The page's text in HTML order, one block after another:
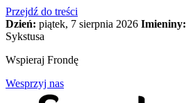
Przejdź do treści
Dzień: piątek, 7 sierpnia 2026 Imieniny:
Sykstusa
Wspieraj Frondę
Wesprzyj nas